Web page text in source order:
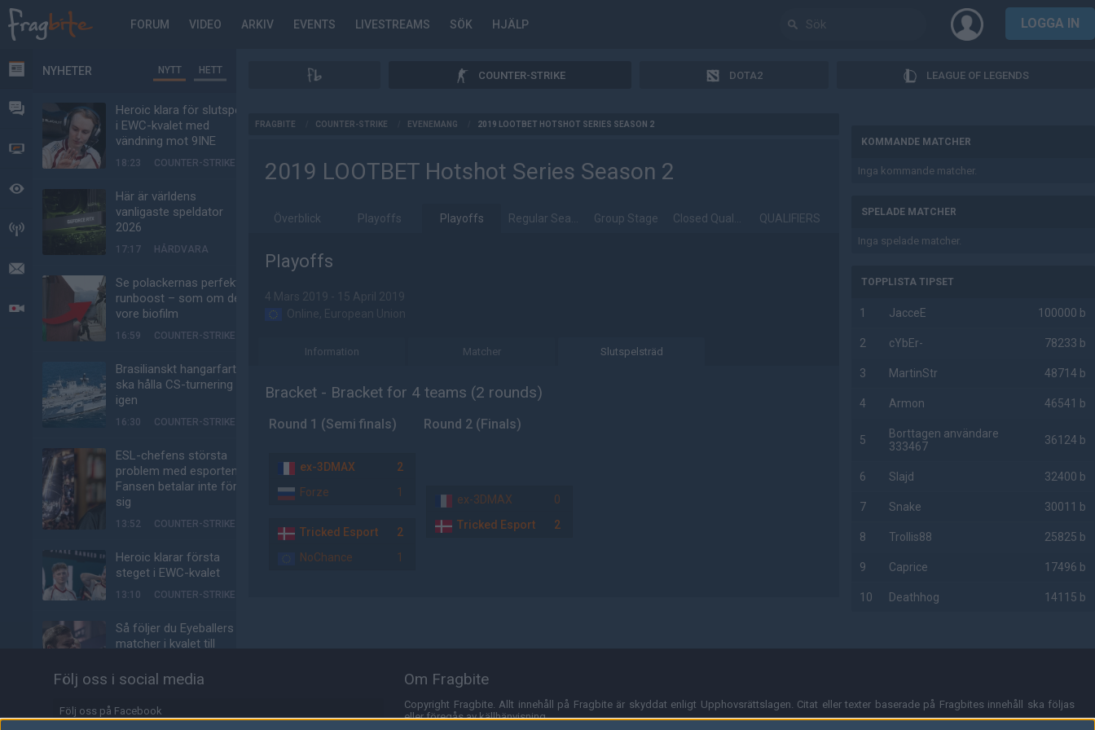
FORUM VIDEO ARKIV EVENTS LIVESTREAMS SÖK HJÄLP LOGGA IN
NYHETER
VIDEO
BEVAKAT
HÄNDELSER
LIVESÄNDNINGAR
NYHETER NYTT HETT
Heroic klara för slutspel
i EWC-kvalet med
vändning mot 9INE
18:23 COUNTER-STRIKE
Här är världens
vanligaste speldator
2026
17:17 HÅRDVARA
Se polackernas perfekta
runboost – som om det
vore biofilm
16:59 COUNTER-STRIKE
Brasilianskt hangarfartyg
ska hålla CS-turnering –
igen
16:30 COUNTER-STRIKE
ESL-chefens största
problem med esporten:
Fansen betalar inte för
sig
13:52 COUNTER-STRIKE
Heroic klarar första
steget i EWC-kvalet
13:10 COUNTER-STRIKE
Så följer du Eyeballers
matcher i kvalet till
07:37 COUNTER-STRIKE
Roblox värde rasar med
COUNTER-STRIKE DOTA2 LEAGUE OF LEGENDS
FRAGBITE COUNTER-STRIKE EVENEMANG 2019 LOOTBET HOTSHOT SERIES SEASON 2
2019 LOOTBET Hotshot Series Season 2
Överblick Playoffs Playoffs Group Stage QUALIFIERS
Playoffs
4 Mars 2019 - 15 April 2019
Online, European Union
Information Matcher Slutspelsträd
Bracket - Bracket for 4 teams (2 rounds)
Round 1 (Semi finals) Round 2 (Finals)
2
ex-3DMAX
1
Forze
2
Tricked Esport
1
NoChance
0
ex-3DMAX
2
Tricked Esport
KOMMANDE MATCHER
Inga kommande matcher.
SPELADE MATCHER
Inga spelade matcher.
TOPPLISTA TIPSET
1 JacceE 100000 b
2 cYbEr- 78233 b
3 MartinStr 48714 b
4 Armon 46541 b
5
Borttagen användare
333467
36124 b
6 Slajd 32400 b
7 Snake 30011 b
8 Trollis88 25825 b
9 Caprice 17496 b
10 Deathhog 14115 b
Följ oss i social media
Följ oss på Facebook
Om Fragbite
Copyright Fragbite. Allt innehåll på Fragbite är skyddat enligt Upphovsrättslagen. Citat eller texter baserade på Fragbites innehåll ska följas
eller föregås av källhänvisning.